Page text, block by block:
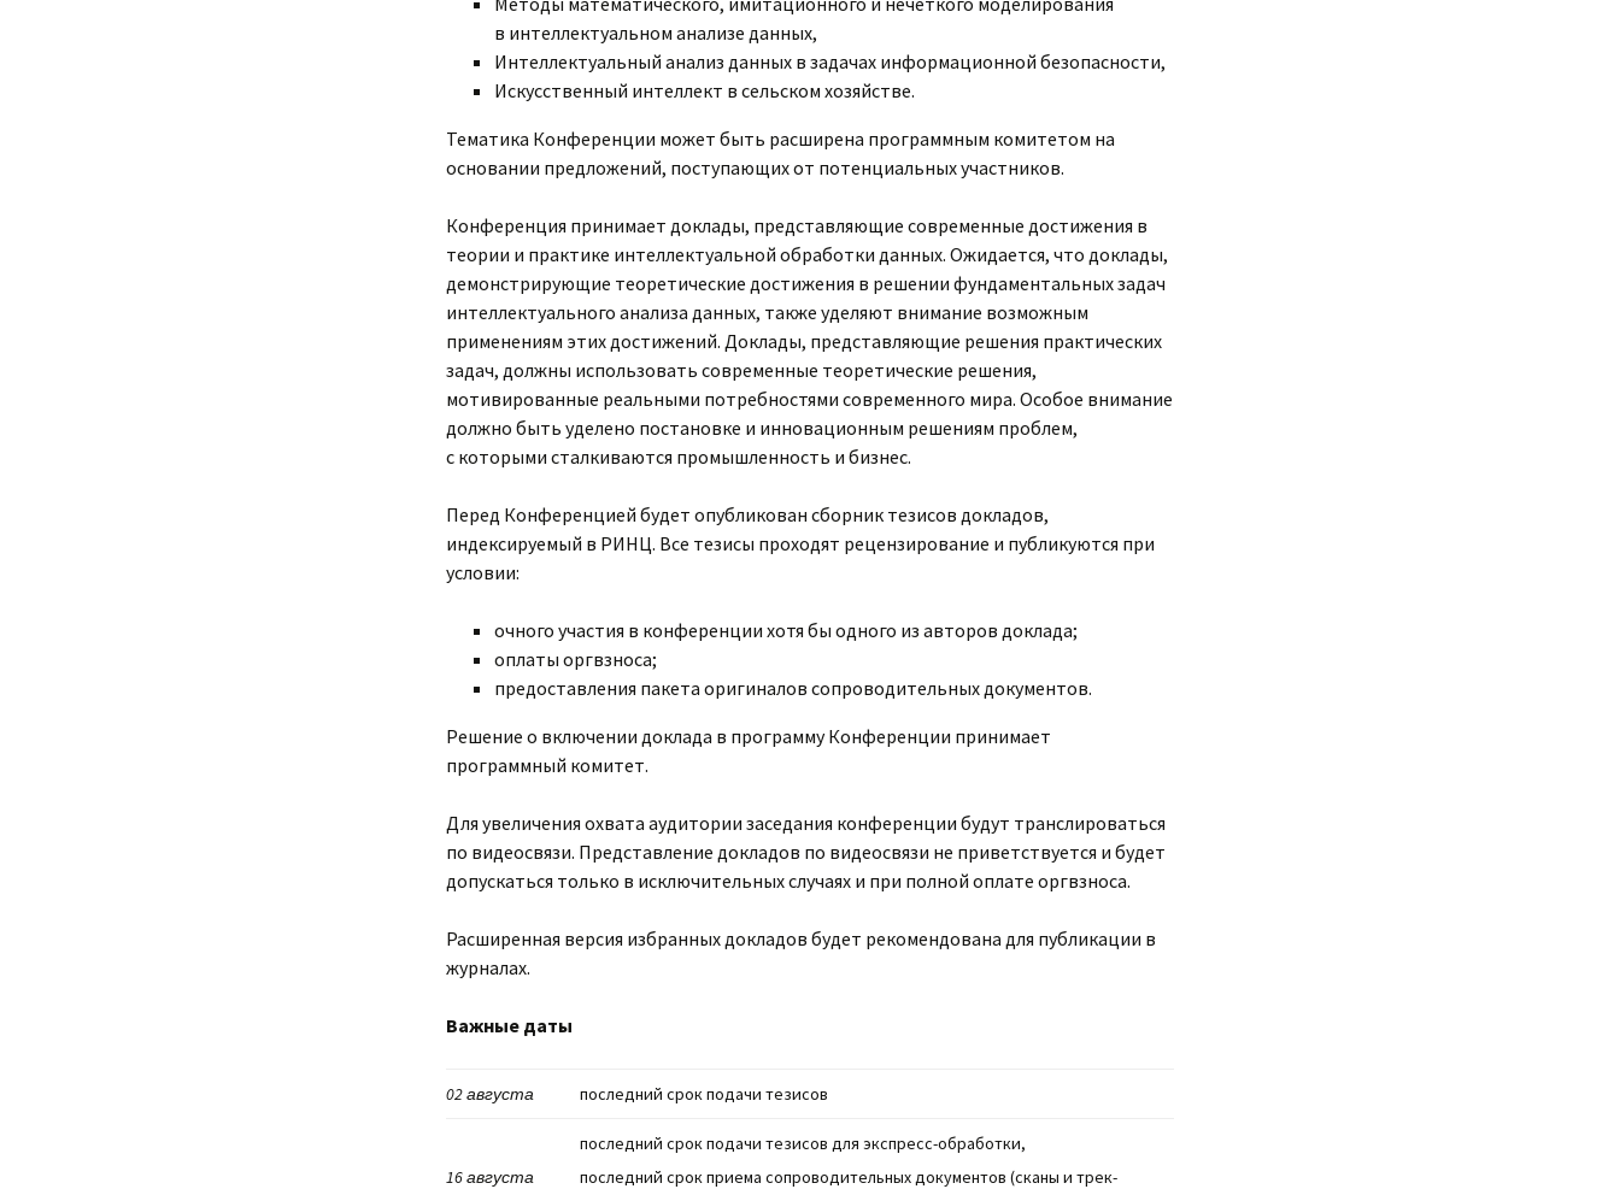
в интеллектуальном анализе данных,
Интеллектуальный анализ данных в задачах информационной безопасности,
Искусственный интеллект в сельском хозяйстве.
Тематика Конференции может быть расширена программным комитетом на
основании предложений, поступающих от потенциальных участников.
Конференция принимает доклады, представляющие современные достижения в
теории и практике интеллектуальной обработки данных. Ожидается, что доклады,
демонстрирующие теоретические достижения в решении фундаментальных задач
интеллектуального анализа данных, также уделяют внимание возможным
применениям этих достижений. Доклады, представляющие решения практических
задач, должны использовать современные теоретические решения,
мотивированные реальными потребностями современного мира. Особое внимание
должно быть уделено постановке и инновационным решениям проблем,
с которыми сталкиваются промышленность и бизнес.
Перед Конференцией будет опубликован сборник тезисов докладов,
индексируемый в РИНЦ. Все тезисы проходят рецензирование и публикуются при
условии:
очного участия в конференции хотя бы одного из авторов доклада;
оплаты оргвзноса;
предоставления пакета оригиналов сопроводительных документов.
Решение о включении доклада в программу Конференции принимает
программный комитет.
Для увеличения охвата аудитории заседания конференции будут транслироваться
по видеосвязи. Представление докладов по видеосвязи не приветствуется и будет
допускаться только в исключительных случаях и при полной оплате оргвзноса.
Расширенная версия избранных докладов будет рекомендована для публикации в
журналах.
Важные даты
02 августа последний срок подачи тезисов
16 августа
последний срок подачи тезисов для экспресс-обработки,
последний срок приема сопроводительных документов (сканы и трек-